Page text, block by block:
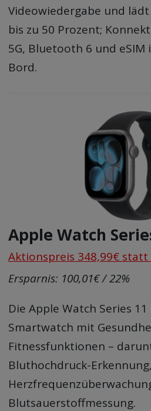
Videowiedergabe und
bis zu 50 Prozent;
5G, Bluetooth 6 und eSIM
Bord.
Apple Watch
Aktionspreis 348,99€ statt
Ersparnis: 100,01€ / 22%
Die Apple Watch Series
Smartwatch mit
Fitnessfunktionen –
Bluthochdruck-
Blutsauerstoffmessung.